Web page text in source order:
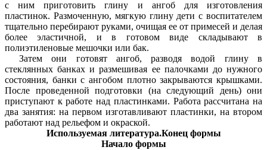
с ним приготовить глину и ангоб для изготовления
пластинок. Размоченную, мягкую глину дети с воспитателем
тщательно перебирают руками, очищая ее от примесей и делая
более эластичной, и в готовом виде складывают в
полиэтиленовые мешочки или бак.
Затем они готовят ангоб, разводя водой глину в
стеклянных банках и размешивая ее палочками до нужного
состояния, банки с ангобом плотно закрываются крышками.
После проведенной подготовки (на следующий день) они
приступают к работе над пластинками. Работа рассчитана на
два занятия: на первом изготавливают пластинки, на втором
работают над рельефом и окраской.
Используемая литература.Конец формы
Начало формы